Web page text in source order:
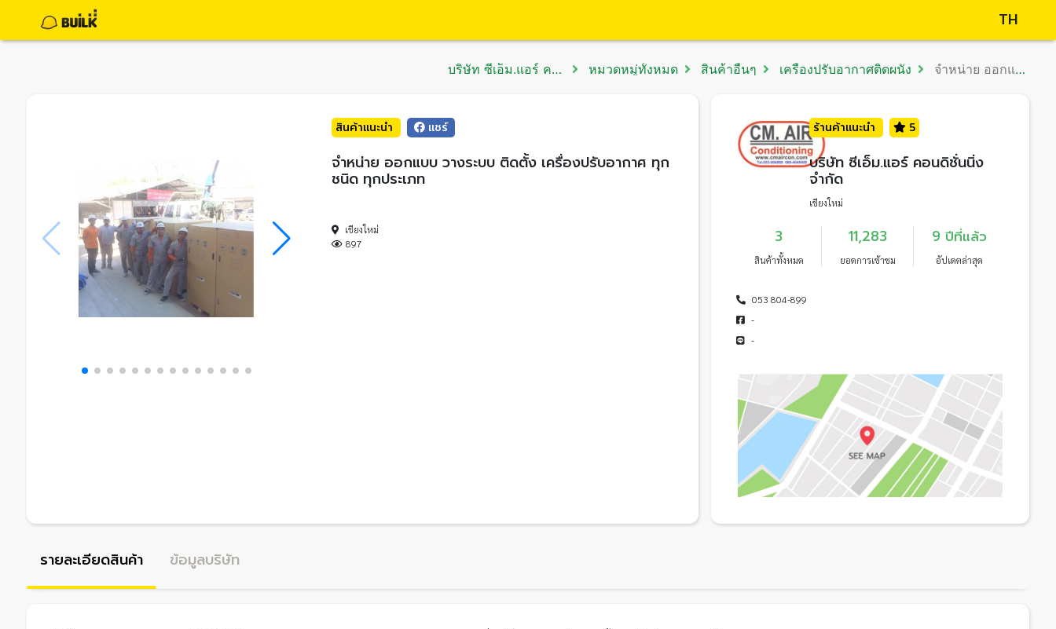
TH
บริษัท ซีเอ็ม.แอร์ คอนดิชั่นนิ่ง จำกัด หมวดหมู่ทั้งหมด สินค้าอื่นๆ เครื่องปรับอากาศติดผนัง จำหน่าย ออกแบบ วางระบบ ติดตั้ง เครื่องปรับอากาศ ทุกชนิด ทุกประเภท
สินค้าแนะนำ แชร์
จำหน่าย ออกแบบ วางระบบ ติดตั้ง เครื่องปรับอากาศ ทุก
ชนิด ทุกประเภท
เชียงใหม่
897
ร้านค้าแนะนำ 5
บริษัท ซีเอ็ม.แอร์ คอนดิชั่นนิ่ง
จำกัด
เชียงใหม่
3
สินค้าทั้งหมด
11,283
ยอดการเข้าชม
9 ปีที่แล้ว
อัปเดตล่าสุด
053 804-899
-
-
รายละเอียดสินค้า ข้อมูลบริษัท